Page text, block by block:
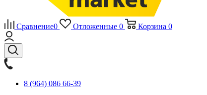
Сравнение0 Отложенные 0 Корзина 0
8 (964) 086 66-39